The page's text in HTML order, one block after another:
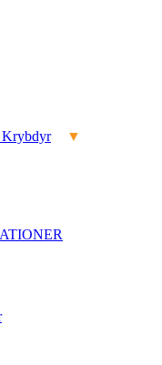
Krybdyr